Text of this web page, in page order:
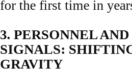
for the first time in
3. PERSONNEL
SIGNALS:
GRAVITY